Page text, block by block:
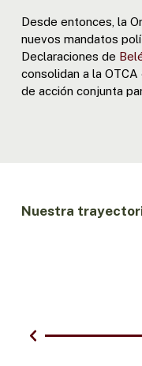
Desde entonces, la
nuevos mandatos
Declaraciones de
consolidan a la
de acción conjunta
Nuestra